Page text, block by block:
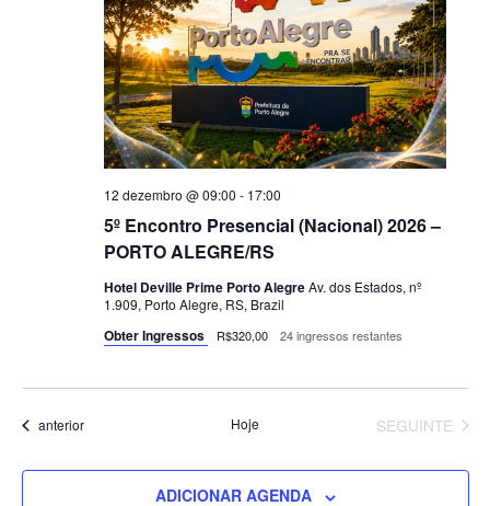
5º Encontro Presencial (Nacional) 2026 –
PORTO ALEGRE/RS
12 dezembro @ 09:00 - 17:00
Hotel Deville Prime Porto AlegreAv. dos Estados, nº
1.909, Porto Alegre, RS, Brazil
Obter Ingressos R$320,00 24 ingressos restantes
Eventos
anterior Hoje EVENTOS
SEGUINTE
ADICIONAR AGENDA